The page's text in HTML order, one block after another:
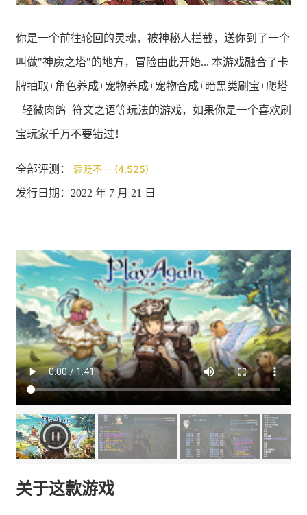
你是一个前往轮回的灵魂，被神秘人拦截，送你到了一个
叫做"神魔之塔"的地方，冒险由此开始... 本游戏融合了卡
牌抽取+角色养成+宠物养成+宠物合成+暗黑类刷宝+爬塔
+轻微肉鸽+符文之语等玩法的游戏，如果你是一个喜欢刷
宝玩家千万不要错过！
全部评测： 褒贬不一 (4,525)
发行日期：2022 年 7 月 21 日
关于这款游戏